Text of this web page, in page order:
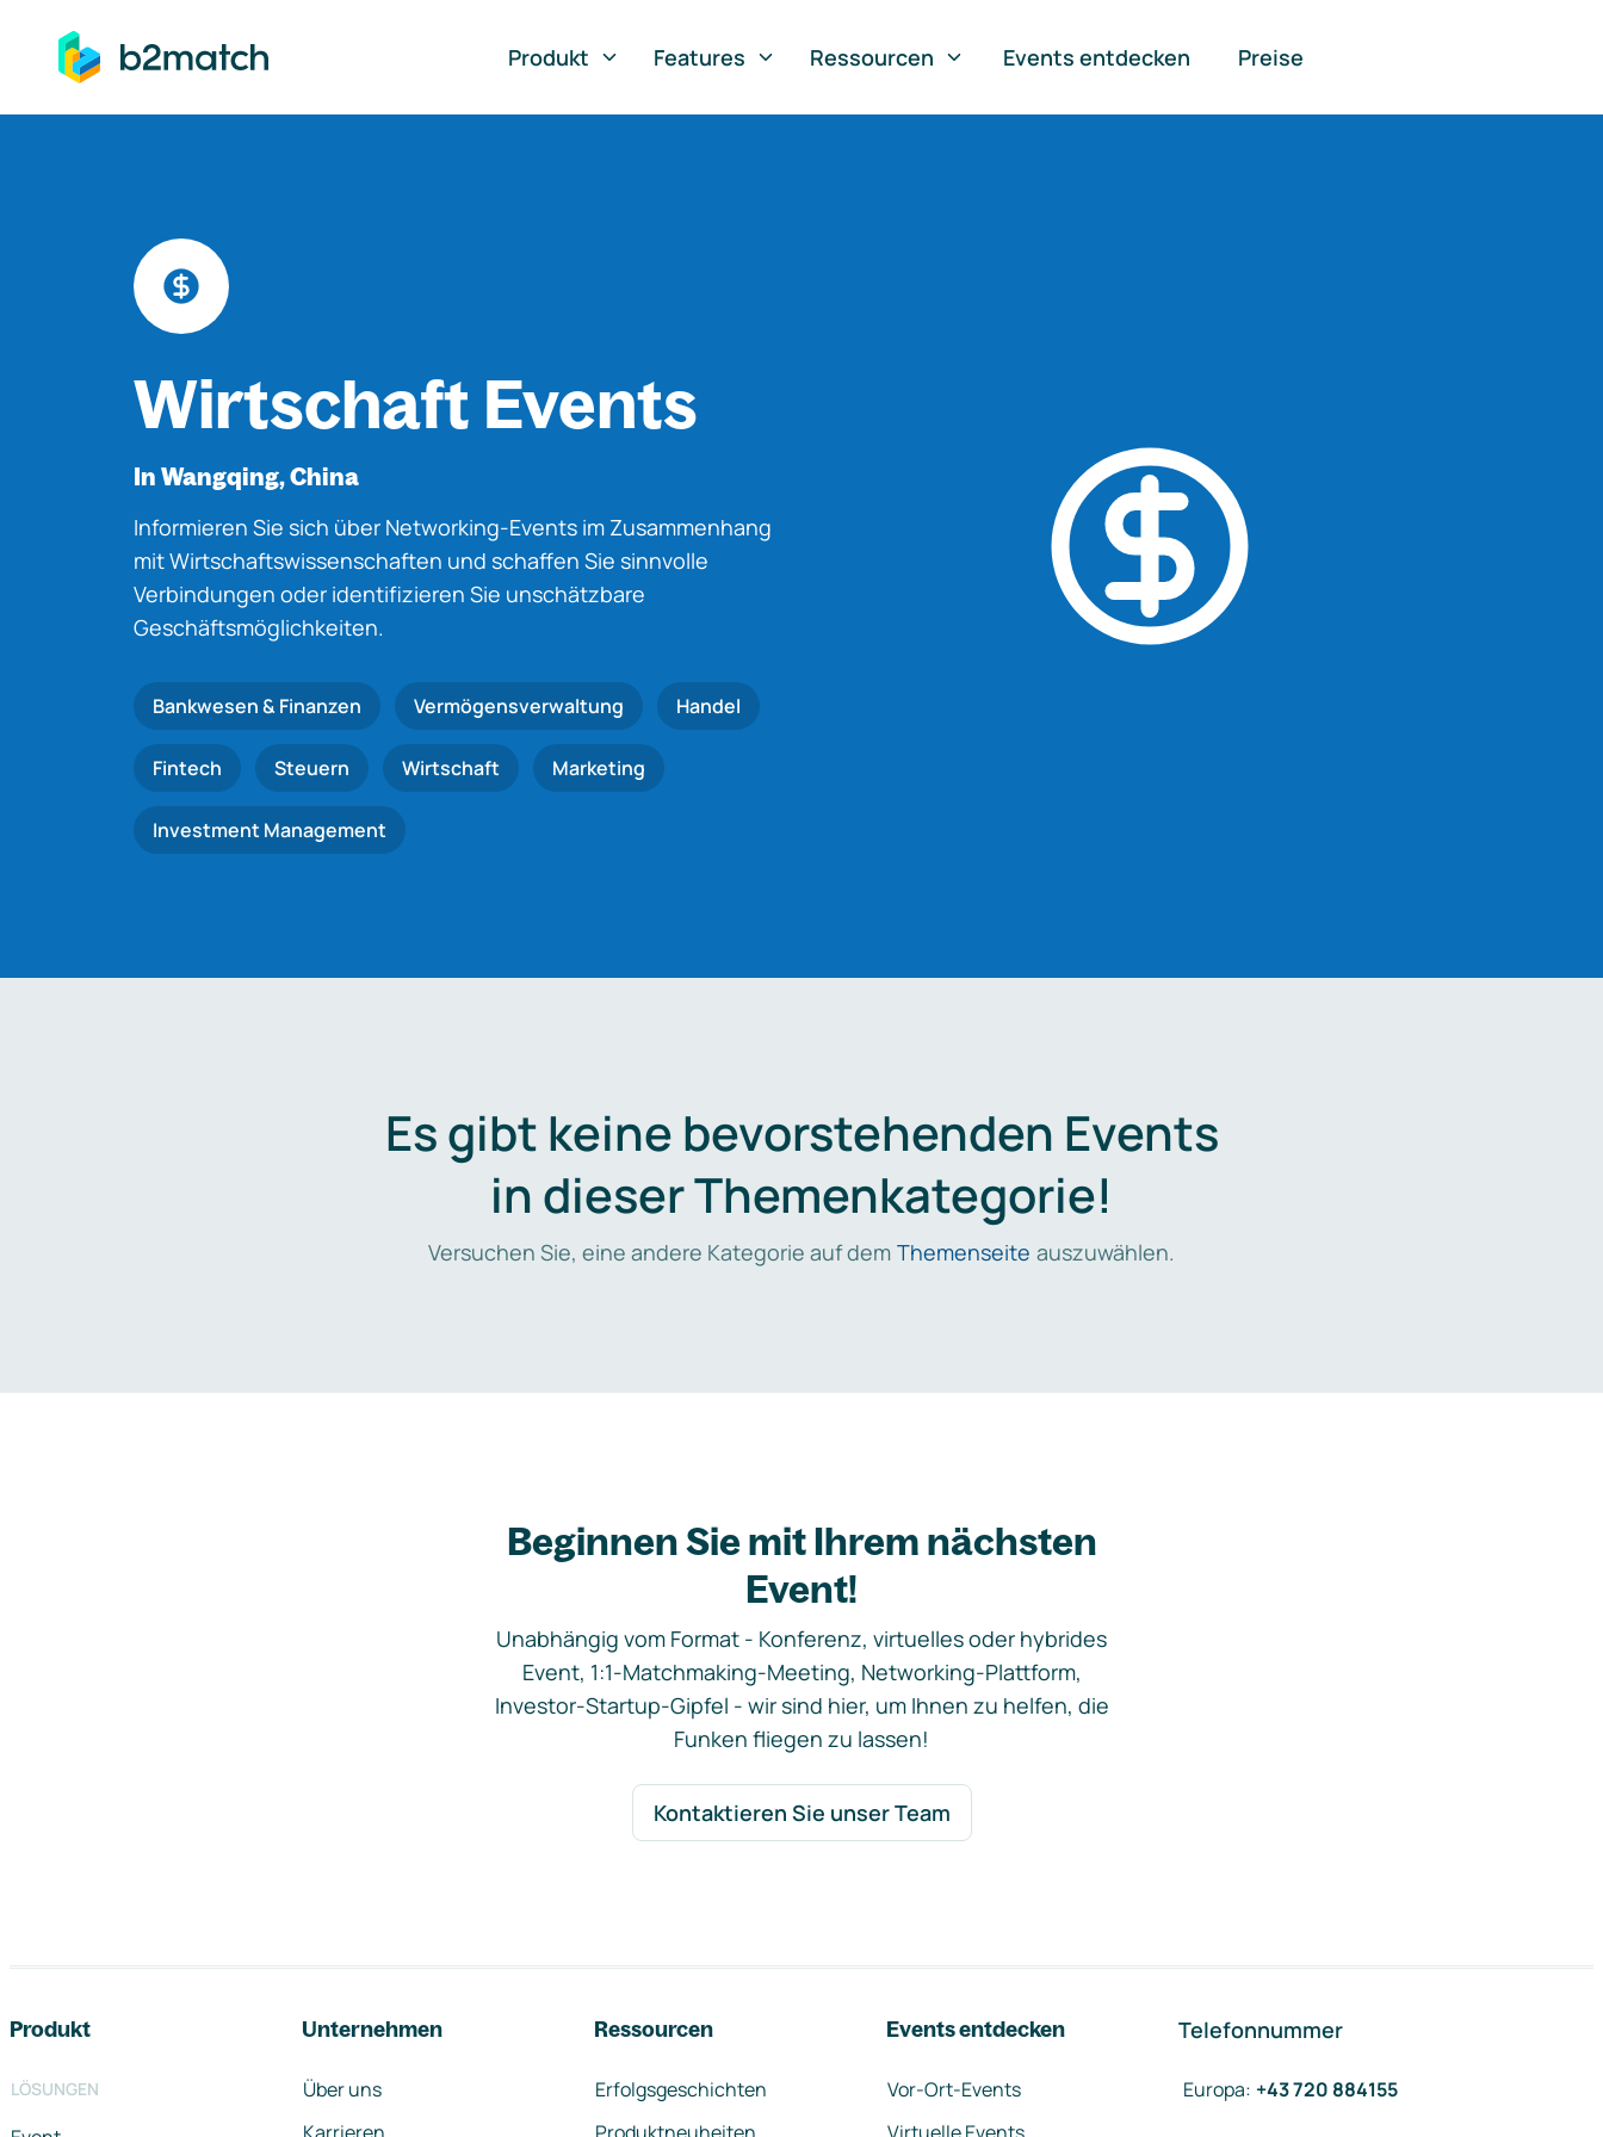
springen
Produkt
Features Ressourcen Events entdecken Preise
Wirtschaft Events
In Wangqing, China
Informieren Sie sich über Networking-Events im Zusammenhang
mit Wirtschaftswissenschaften und schaffen Sie sinnvolle
Verbindungen oder identifizieren Sie unschätzbare
Geschäftsmöglichkeiten.
Bankwesen & Finanzen Vermögensverwaltung Handel
Fintech Steuern Wirtschaft Marketing
Investment Management
Es gibt keine bevorstehenden Events
in dieser Themenkategorie!
Versuchen Sie, eine andere Kategorie auf dem Themenseite auszuwählen.
Beginnen Sie mit Ihrem nächsten
Event!
Unabhängig vom Format - Konferenz, virtuelles oder hybrides
Event, 1:1-Matchmaking-Meeting, Networking-Plattform,
Investor-Startup-Gipfel - wir sind hier, um Ihnen zu helfen, die
Funken fliegen zu lassen!
Kontaktieren Sie unser Team
Produkt
LÖSUNGEN
Unternehmen
Über uns
Ressourcen
Erfolgsgeschichten
Events entdecken
Vor-Ort-Events
Telefonnummer
Europa: +43 720 884155